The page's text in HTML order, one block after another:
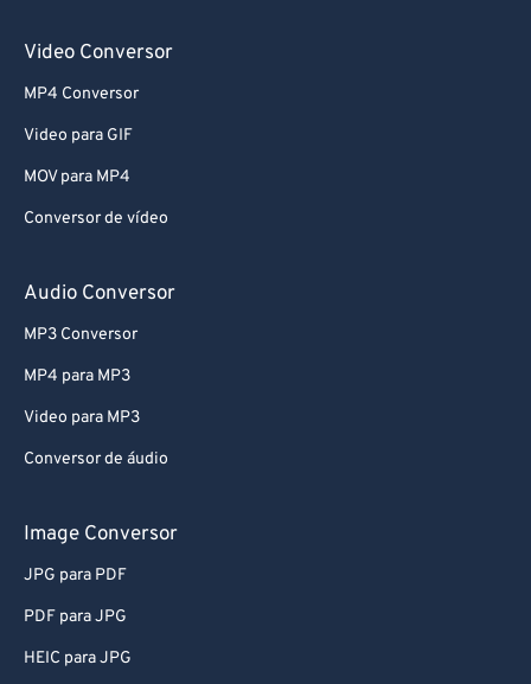
Video Conversor
MP4 Conversor
Video para GIF
MOV para MP4
Conversor de vídeo
Audio Conversor
MP3 Conversor
MP4 para MP3
Video para MP3
Conversor de áudio
Image Conversor
JPG para PDF
PDF para JPG
HEIC para JPG